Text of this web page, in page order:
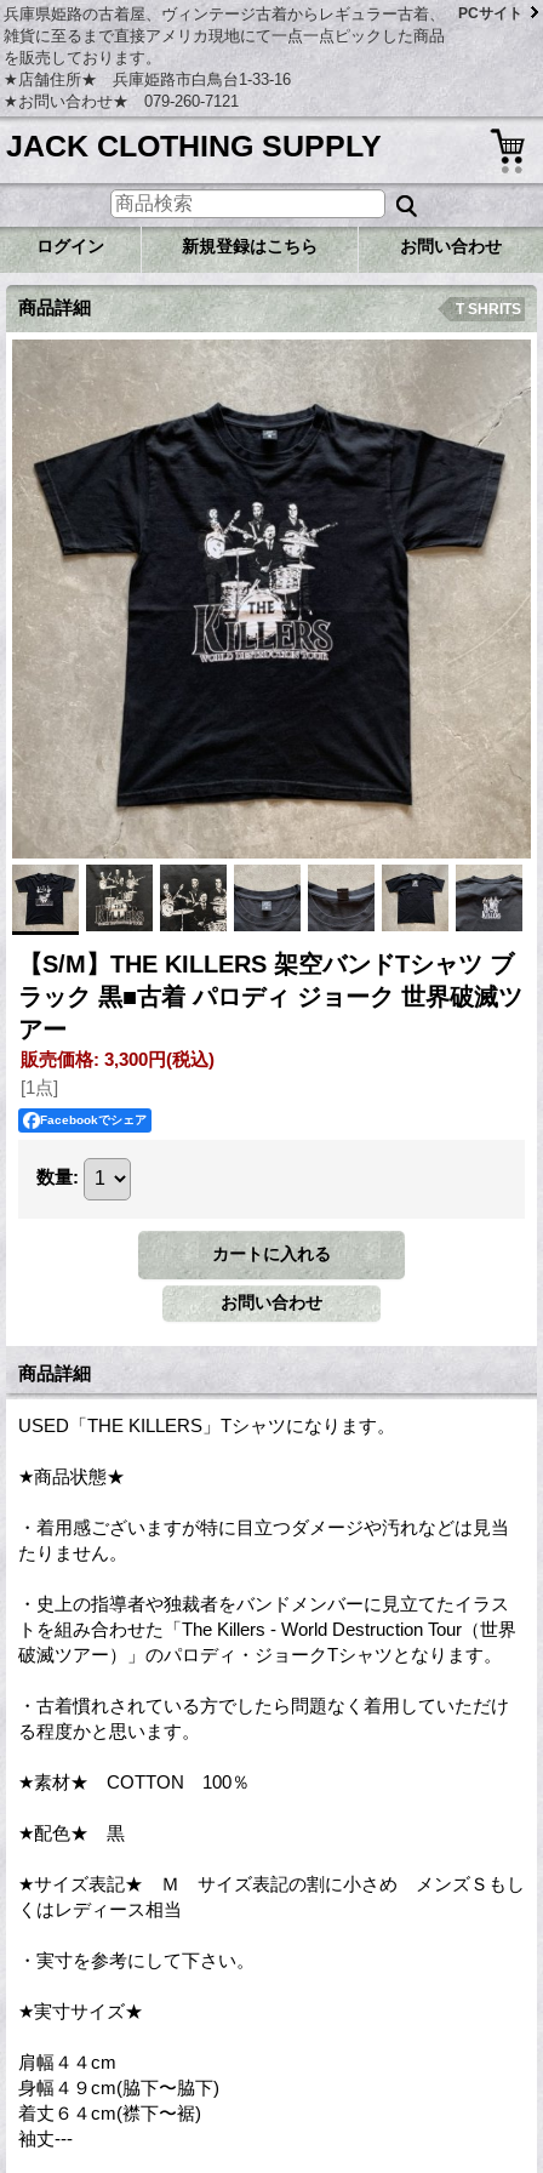
兵庫県姫路の古着屋、ヴィンテージ古着からレギュラー古着、
雑貨に至るまで直接アメリカ現地にて一点一点ピックした商品
を販売しております。
★店舗住所★ 兵庫姫路市白鳥台1-33-16
★お問い合わせ★ 079-260-7121
PCサイト
JACK CLOTHING SUPPLY
ログイン 新規登録はこちら お問い合わせ
商品詳細 T SHRITS
【S/M】THE KILLERS 架空バンドTシャツ ブ
ラック 黒■古着 パロディ ジョーク 世界破滅ツ
アー
販売価格: 3,300円(税込)
[1点]
Facebookでシェア
数量:
商品詳細
USED「THE KILLERS」Tシャツになります。
★商品状態★
・着用感ございますが特に目立つダメージや汚れなどは見当
たりません。
・史上の指導者や独裁者をバンドメンバーに見立てたイラス
トを組み合わせた「The Killers - World Destruction Tour（世界
破滅ツアー）」のパロディ・ジョークTシャツとなります。
・古着慣れされている方でしたら問題なく着用していただけ
る程度かと思います。
★素材★ COTTON 100％
★配色★ 黒
★サイズ表記★ Ｍ サイズ表記の割に小さめ メンズＳもし
くはレディース相当
・実寸を参考にして下さい。
★実寸サイズ★
肩幅４４cm
身幅４９cm(脇下〜脇下)
着丈６４cm(襟下〜裾)
袖丈---